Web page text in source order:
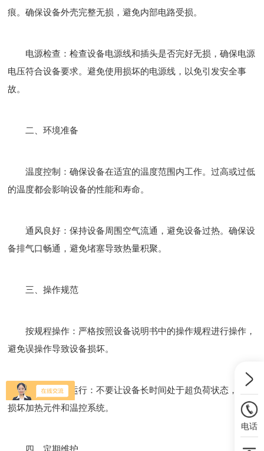
痕。确保设备外壳完整无损，避免内部电路受损。
电源检查：检查设备电源线和插头是否完好无损，确保电源
电压符合设备要求。避免使用损坏的电源线，以免引发安全事
故。
二、环境准备
温度控制：确保设备在适宜的温度范围内工作。过高或过低
的温度都会影响设备的性能和寿命。
通风良好：保持设备周围空气流通，避免设备过热。确保设
备排气口畅通，避免堵塞导致热量积聚。
三、操作规范
按规程操作：严格按照设备说明书中的操作规程进行操作，
避免误操作导致设备损坏。
避免超负荷运行：不要让设备长时间处于超负荷状态，以免
损坏加热元件和温控系统。
四、定期维护
电话